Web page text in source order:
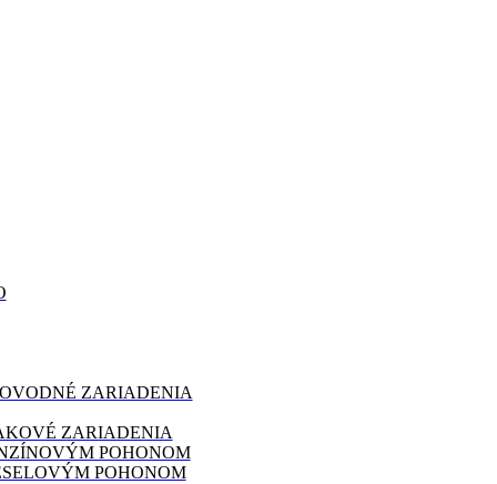
ZARIADENIA
ZARIADENIA
POHONOM
POHONOM